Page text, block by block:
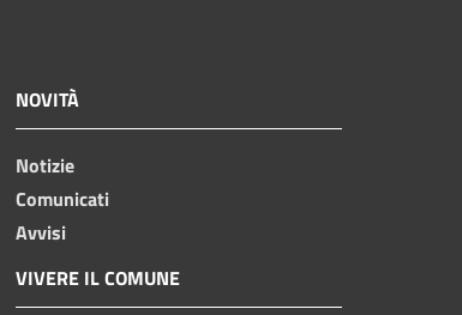
NOVITÀ
Notizie
Comunicati
Avvisi
VIVERE IL COMUNE